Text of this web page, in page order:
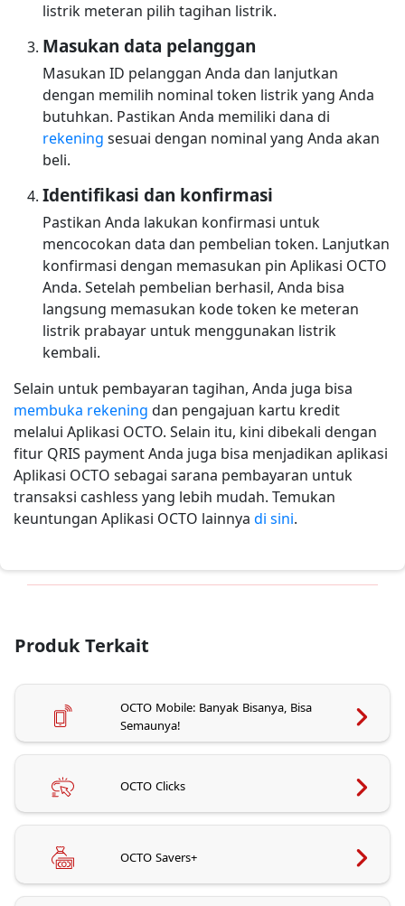
listrik meteran pilih tagihan listrik.
Masukan data pelanggan
Masukan ID pelanggan Anda dan lanjutkan
dengan memilih nominal token listrik yang Anda
butuhkan. Pastikan Anda memiliki dana di
rekening sesuai dengan nominal yang Anda akan
beli.
Identifikasi dan konfirmasi
Pastikan Anda lakukan konfirmasi untuk
mencocokan data dan pembelian token. Lanjutkan
konfirmasi dengan memasukan pin Aplikasi OCTO
Anda. Setelah pembelian berhasil, Anda bisa
langsung memasukan kode token ke meteran
listrik prabayar untuk menggunakan listrik
kembali.
Selain untuk pembayaran tagihan, Anda juga bisa
membuka rekening dan pengajuan kartu kredit
melalui Aplikasi OCTO. Selain itu, kini dibekali dengan
fitur QRIS payment Anda juga bisa menjadikan aplikasi
Aplikasi OCTO sebagai sarana pembayaran untuk
transaksi cashless yang lebih mudah. Temukan
keuntungan Aplikasi OCTO lainnya di sini.
Produk Terkait
OCTO Mobile: Banyak Bisanya, Bisa
Semaunya!
OCTO Clicks
OCTO Savers+